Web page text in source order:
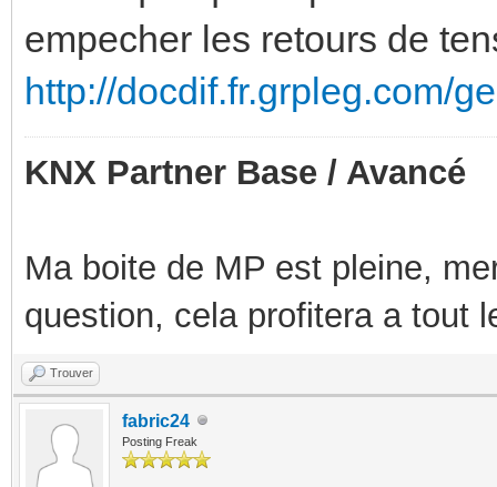
empecher les retours de
http://docdif.fr.grpleg.com/
KNX Partner Base / Avancé
Ma boite de MP est pleine,
question, cela profitera a tout
Trouver
fabric24
Posting Freak